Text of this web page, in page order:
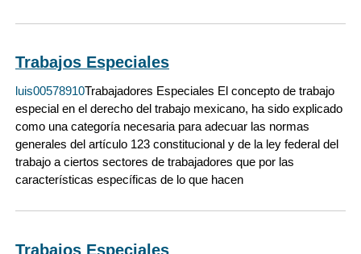
Trabajos Especiales
luis00578910Trabajadores Especiales El concepto de trabajo
especial en el derecho del trabajo mexicano, ha sido explicado
como una categoría necesaria para adecuar las normas
generales del artículo 123 constitucional y de la ley federal del
trabajo a ciertos sectores de trabajadores que por las
características específicas de lo que hacen
Trabajos Especiales